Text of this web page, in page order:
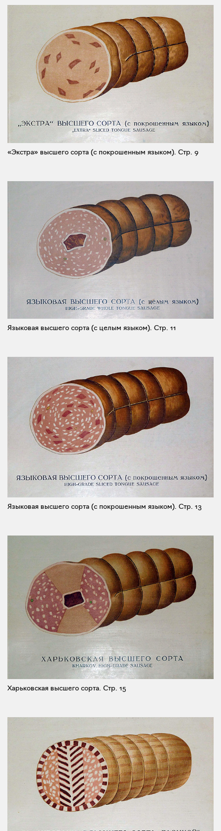
«Экстра» высшего сорта (с покрошенным языком). Стр. 9
Языковая высшего сорта (с целым языком). Стр. 11
Языковая высшего сорта (с покрошенным языком). Стр. 13
Харьковская высшего сорта. Стр. 15